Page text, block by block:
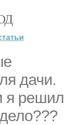
дачи.
я решил